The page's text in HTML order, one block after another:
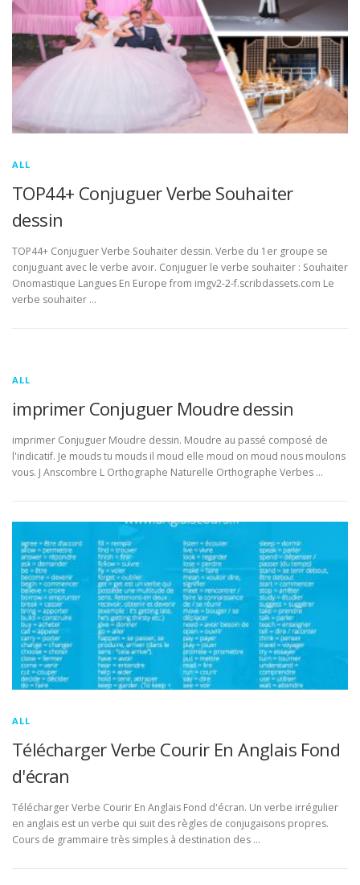
ALL
TOP44+ Conjuguer Verbe Souhaiter
dessin
TOP44+ Conjuguer Verbe Souhaiter dessin. Verbe du 1er groupe se
conjuguant avec le verbe avoir. Conjuguer le verbe souhaiter : Souhaiter
Onomastique Langues En Europe from imgv2-2-f.scribdassets.com Le
verbe souhaiter …
ALL
imprimer Conjuguer Moudre dessin
imprimer Conjuguer Moudre dessin. Moudre au passé composé de
l'indicatif. Je mouds tu mouds il moud elle moud on moud nous moulons
vous. J Anscombre L Orthographe Naturelle Orthographe Verbes …
ALL
Télécharger Verbe Courir En Anglais Fond
d'écran
Télécharger Verbe Courir En Anglais Fond d'écran. Un verbe irrégulier
en anglais est un verbe qui suit des règles de conjugaisons propres.
Cours de grammaire très simples à destination des …